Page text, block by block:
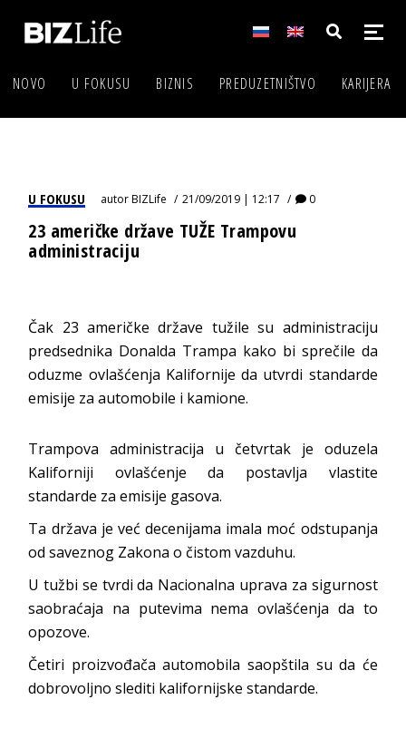
NOVO U FOKUSU BIZNIS PREDUZETNIŠTVO KARIJERA
U FOKUSU autorBIZLife 21/09/2019 | 12:17 0
23 američke države TUŽE Trampovu
administraciju
Čak 23 američke države tužile su administraciju
predsednika Donalda Trampa kako bi sprečile da
oduzme ovlašćenja Kalifornije da utvrdi standarde
emisije za automobile i kamione.
Trampova administracija u četvrtak je oduzela
Kaliforniji ovlašćenje da postavlja vlastite
standarde za emisije gasova.
Ta država je već decenijama imala moć odstupanja
od saveznog Zakona o čistom vazduhu.
U tužbi se tvrdi da Nacionalna uprava za sigurnost
saobraćaja na putevima nema ovlašćenja da to
opozove.
Četiri proizvođača automobila saopštila su da će
dobrovoljno slediti kalifornijske standarde.